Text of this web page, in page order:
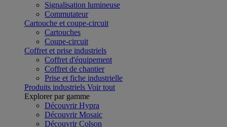
Signalisation lumineuse
Commutateur
Cartouche et coupe-circuit
Cartouches
Coupe-circuit
Coffret et prise industriels
Coffret d'équipement
Coffret de chantier
Prise et fiche industrielle
Produits industriels Voir tout
Explorer par gamme
Découvrir Hypra
Découvrir Mosaic
Découvrir Colson